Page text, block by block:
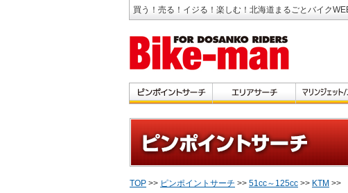
買う！売る！イジる！楽しむ！北海道まるごとバイク
TOP >> ピンポイントサーチ >> 51cc～125cc >> KTM >>